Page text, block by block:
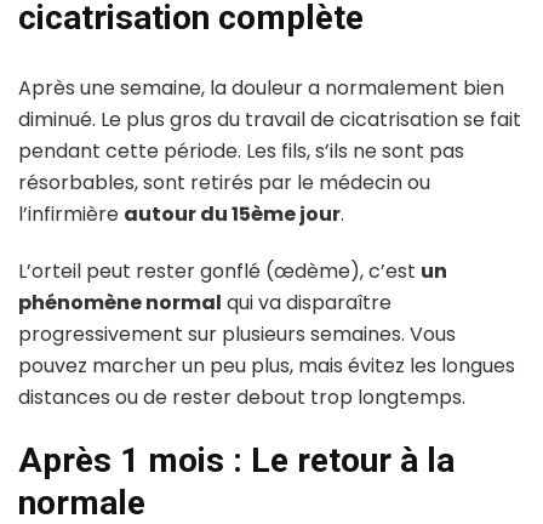
cicatrisation complète
Après une semaine, la douleur a normalement bien
diminué. Le plus gros du travail de cicatrisation se fait
pendant cette période. Les fils, s’ils ne sont pas
résorbables, sont retirés par le médecin ou
l’infirmière autour du 15ème jour.
L’orteil peut rester gonflé (œdème), c’est un
phénomène normal qui va disparaître
progressivement sur plusieurs semaines. Vous
pouvez marcher un peu plus, mais évitez les longues
distances ou de rester debout trop longtemps.
Après 1 mois : Le retour à la
normale